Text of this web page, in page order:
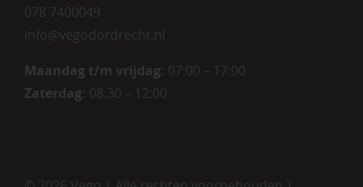
078 7400049
info@vegodordrecht.nl
Maandag t/m vrijdag: 07:00 – 17:00
Zaterdag: 08:30 – 12:00